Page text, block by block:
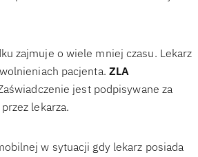
zajmuje o wiele mniej czasu. Lekarz
pacjenta. ZLA
jest podpisywane za
lekarza.
w sytuacji gdy lekarz posiada